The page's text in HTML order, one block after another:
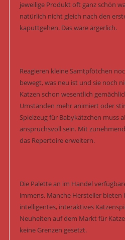
jeweilige Produkt oft ganz schön
natürlich nicht gleich nach den
kaputtgehen. Das wäre ärgerlich.
Reagieren kleine Samtpfötchen
bewegt, was neu ist und sie noch
Katzen schon wesentlich
Umständen mehr animiert oder
Spielzeug für Babykätzchen muss
anspruchsvoll sein. Mit
das Repertoire erweitern.
Die Palette an im Handel
immens. Manche Hersteller bieten
intelligentes, interaktives
Neuheiten auf dem Markt für
keine Grenzen gesetzt.